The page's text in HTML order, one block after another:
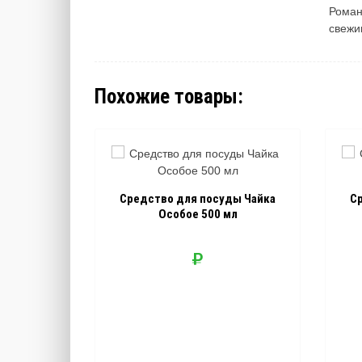
Похожие товары:
Средство для посуды Чайка
Особое 500 мл